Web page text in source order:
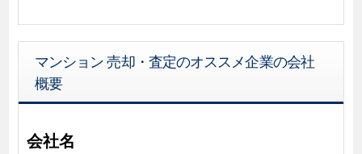
マンション 売却・査定のオススメ企業の会社
概要
会社名